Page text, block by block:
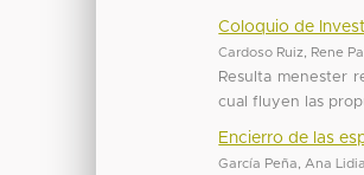
Coloquio de
Cardoso Ruiz, Rene
Resulta menester
cual fluyen las
Encierro de las
García Peña, Ana Lidia